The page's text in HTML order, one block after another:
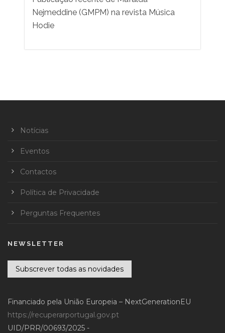
Nejmeddine (GMPM) na revista Música
Hodie
Notícias
Eventos
Contactos
Política de Privacidade
Perguntas Frequentes
NEWSLETTER
Subscrever todas as novidades
Financiado pela União Europeia – NextGenerationEU
https://recuperarportugal.gov.pt
UID/PRR/00693/2025 -